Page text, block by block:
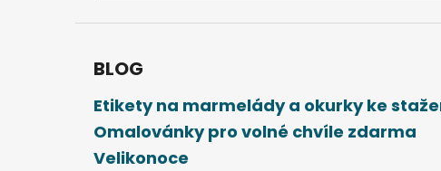
BLOG
Etikety na marmelády a okurky ke
Omalovánky pro volné chvíle zdarma
Velikonoce